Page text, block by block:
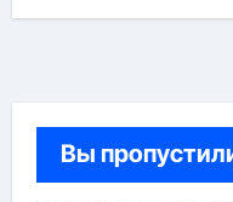
Вы